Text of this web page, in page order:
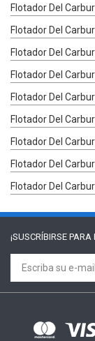
Flotador Del
Flotador Del
Flotador Del
Flotador Del
Flotador Del
Flotador Del
Flotador Del
Flotador Del
Flotador Del
¡SUSCRÍBIRSE PARA